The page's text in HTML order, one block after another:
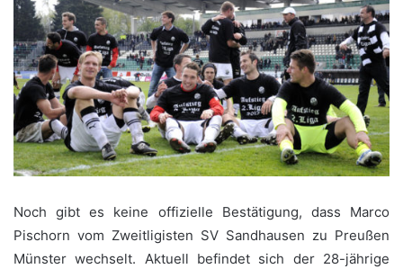
Noch gibt es keine offizielle Bestätigung, dass Marco
Pischorn vom Zweitligisten SV Sandhausen zu Preußen
Münster wechselt. Aktuell befindet sich der 28-jährige